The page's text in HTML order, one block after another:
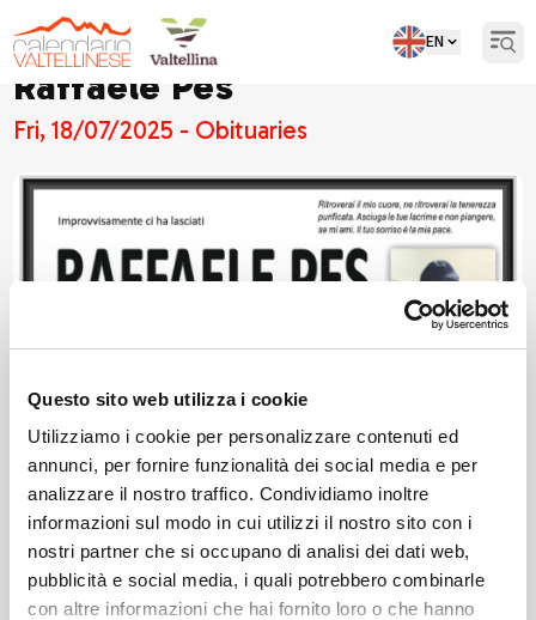
Questo sito web utilizza i cookie
Utilizziamo i cookie per personalizzare contenuti ed
annunci, per fornire funzionalità dei social media e per
analizzare il nostro traffico. Condividiamo inoltre
informazioni sul modo in cui utilizzi il nostro sito con i
nostri partner che si occupano di analisi dei dati web,
pubblicità e social media, i quali potrebbero combinarle
con altre informazioni che hai fornito loro o che hanno
EN
Raffaele Pes
Fri, 18/07/2025 - Obituaries
Leggi qui il necrologio